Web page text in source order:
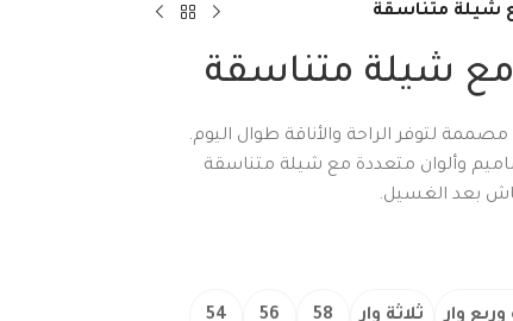
شيلة متناسقة
مع شيلة متناسقة
لتوفر الراحة والأناقة طوال اليوم.
وألوان متعددة مع شيلة متناسقة
بعد الغسيل.
وربع وار ثلاثة وار 58
56
54